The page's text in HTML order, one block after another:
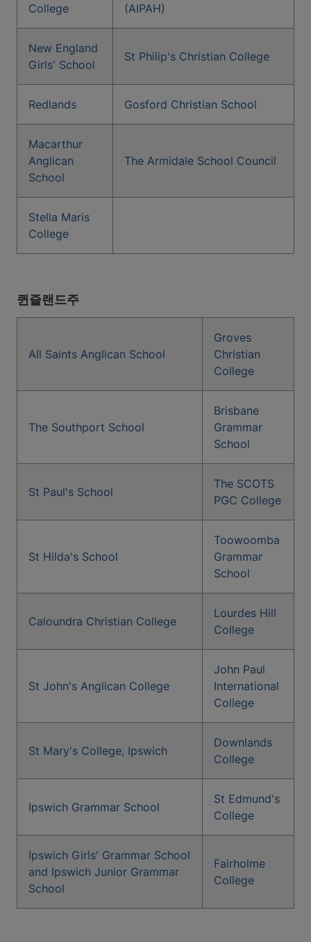
College
(AIPAH)
New England
Girls' School
St Philip's Christian College
Redlands Gosford Christian School
Macarthur
Anglican
School
The Armidale School Council
Stella Maris
College
퀸즐랜드주
All Saints Anglican School
Groves
Christian
College
The Southport School
Brisbane
Grammar
School
St Paul's School
The SCOTS
PGC College
St Hilda's School
Toowoomba
Grammar
School
Caloundra Christian College
Lourdes Hill
College
St John's Anglican College
John Paul
International
College
St Mary's College, Ipswich
Downlands
College
Ipswich Grammar School
St Edmund's
College
Ipswich Girls' Grammar School
and Ipswich Junior Grammar
School
Fairholme
College